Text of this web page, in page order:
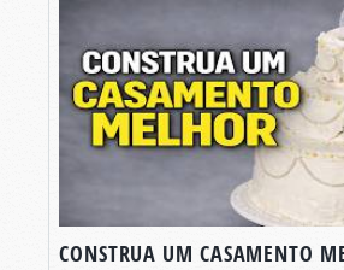
CONSTRUA UM CASAMENTO